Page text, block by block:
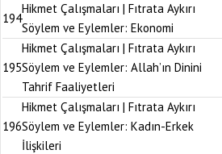
194
Hikmet Çalışmaları | Fıtrata Aykırı
Söylem ve Eylemler: Ekonomi
195
Hikmet Çalışmaları | Fıtrata Aykırı
Söylem ve Eylemler: Allah’ın Dinini
Tahrif Faaliyetleri
196
Hikmet Çalışmaları | Fıtrata Aykırı
Söylem ve Eylemler: Kadın-Erkek
İlişkileri